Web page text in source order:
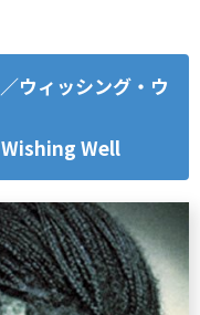
ウィッシング・ウ
Well